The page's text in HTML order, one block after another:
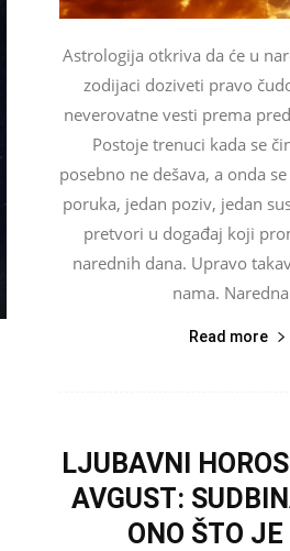
Astrologija otkriva da će u
zodijaci doziveti pravo
neverovatne vesti prema
Postoje trenuci kada se
posebno ne dešava, a onda
poruka, jedan poziv, jedan
pretvori u događaj koji
narednih dana. Upravo
nama.
Read more
LJUBAVNI
AVGUST:
ONO ŠTO JE